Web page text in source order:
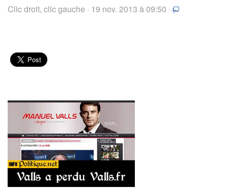
Clic droit, clic gauche · 19 nov. 2013 à 09:50 ·